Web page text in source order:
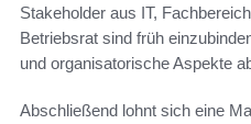
Stakeholder aus IT,
Betriebsrat sind früh
und organisatorische Aspekte
Abschließend lohnt sich eine